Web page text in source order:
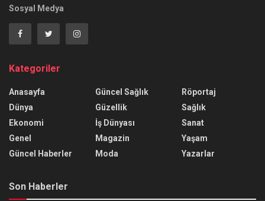
Sosyal Medya
Kategoriler
Anasayfa
Dünya
Ekonomi
Genel
Güncel Haberler
Güncel Sağlık
Güzellik
İş Dünyası
Magazin
Moda
Röportaj
Sağlık
Sanat
Yaşam
Yazarlar
Son Haberler